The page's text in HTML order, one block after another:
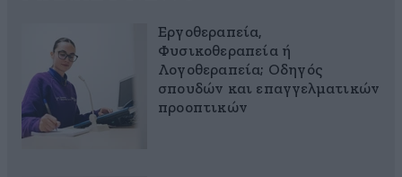
Εργοθεραπεία,
Φυσικοθεραπεία ή
Λογοθεραπεία; Οδηγός
σπουδών και επαγγελματικών
προοπτικών